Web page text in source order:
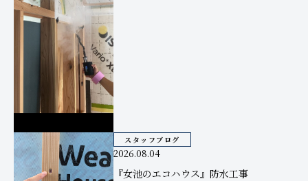
スタッフブログ
2026.08.04
『女池のエコハウス』防水工事